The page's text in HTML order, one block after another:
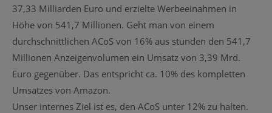
37,33 Milliarden Euro und erzielte Werbeeinahmen in
Höhe von 541,7 Millionen. Geht man von einem
durchschnittlichen ACoS von 16% aus stünden den 541,7
Millionen Anzeigenvolumen ein Umsatz von 3,39 Mrd.
Euro gegenüber. Das entspricht ca. 10% des kompletten
Umsatzes von Amazon.
Unser internes Ziel ist es, den ACoS unter 12% zu halten.